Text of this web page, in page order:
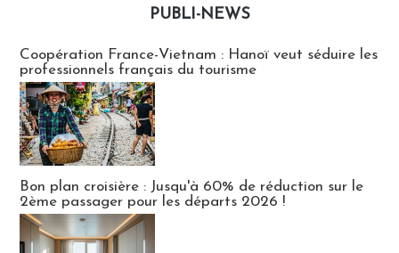
PUBLI-NEWS
Coopération France-Vietnam : Hanoï veut séduire les
professionnels français du tourisme
Bon plan croisière : Jusqu'à 60% de réduction sur le
2ème passager pour les départs 2026 !